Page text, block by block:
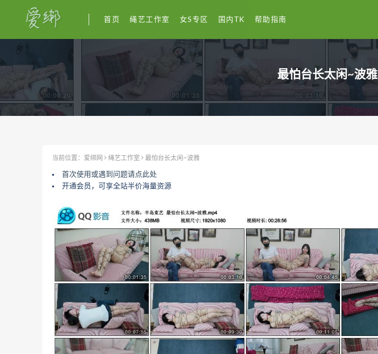
首页 绳艺工作室 女S专区 国内TK 帮助指南
最怕台长太闲~波雅
当前位置： 爱绑网 绳艺工作室 最怕台长太闲~波雅
首次使用或遇到问题请点此处
开通会员，可享全站半价海量资源